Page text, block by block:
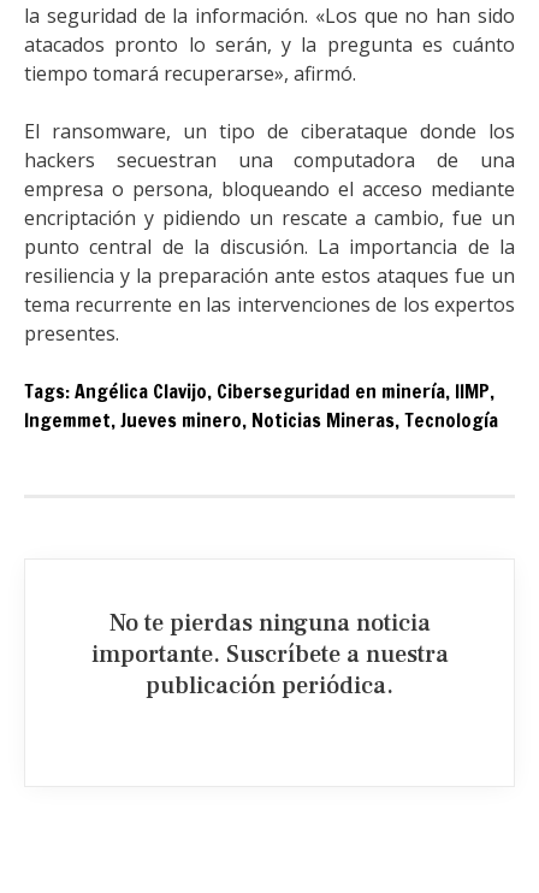
la seguridad de la información. «Los que no han sido
atacados pronto lo serán, y la pregunta es cuánto
tiempo tomará recuperarse», afirmó.
El ransomware, un tipo de ciberataque donde los
hackers secuestran una computadora de una
empresa o persona, bloqueando el acceso mediante
encriptación y pidiendo un rescate a cambio, fue un
punto central de la discusión. La importancia de la
resiliencia y la preparación ante estos ataques fue un
tema recurrente en las intervenciones de los expertos
presentes.
Tags:Angélica Clavijo, Ciberseguridad en minería, IIMP,
Ingemmet,Jueves minero, Noticias Mineras,Tecnología
No te pierdas ninguna noticia
importante. Suscríbete a nuestra
publicación periódica.​